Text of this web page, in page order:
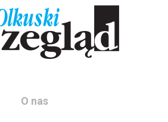
O nas